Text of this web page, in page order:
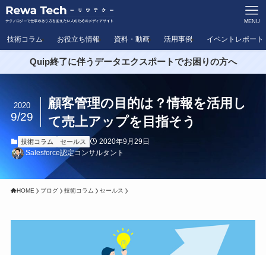
MENU
技術コラム お役立ち情報 資料・動画 活用事例 イベントレポート
Quip終了に伴うデータエクスポートでお困りの方へ
顧客管理の目的は？情報を活用し
て売上アップを目指そう
2020
9/29
技術コラム セールス
2020年9月29日
Salesforce認定コンサルタント
HOME ブログ 技術コラム セールス